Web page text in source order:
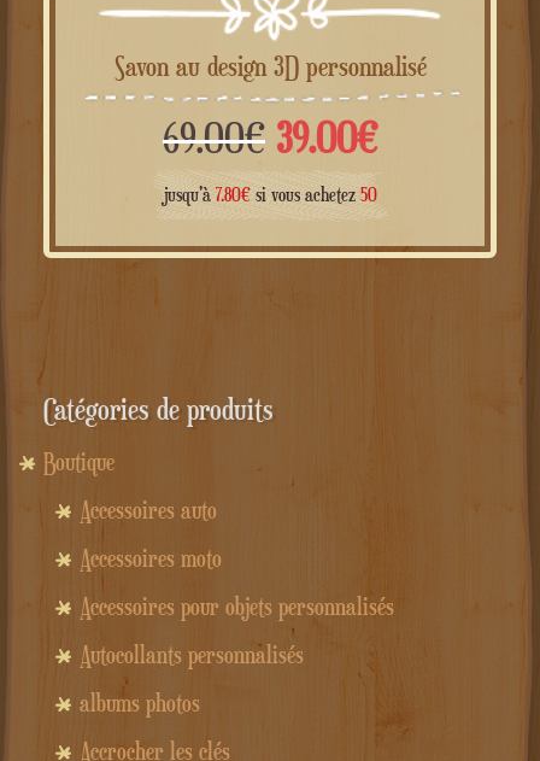
Savon au design 3D personnalisé
69.00€ Le
prix
initial
39.00€Le
prix
actuel
jusqu'à 7.80€si vous achetez50
Catégories de produits
Boutique
Accessoires auto
Accessoires moto
Accessoires pour objets personnalisés
Autocollants personnalisés
albums photos
Accrocher les clés